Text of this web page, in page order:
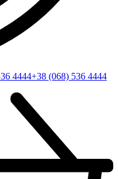
4444+38 (068) 536 4444